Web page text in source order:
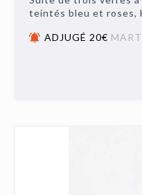
teintés bleu et roses,
ADJUGÉ 20€